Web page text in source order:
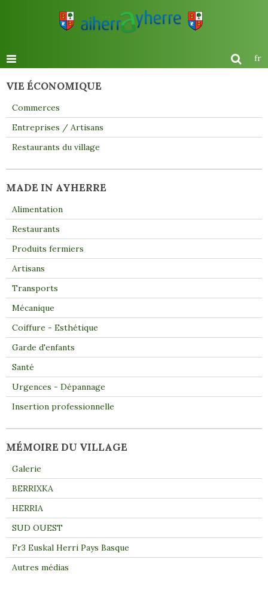
fr
VIE ÉCONOMIQUE
Commerces
Entreprises / Artisans
Restaurants du village
MADE IN AYHERRE
Alimentation
Restaurants
Produits fermiers
Artisans
Transports
Mécanique
Coiffure - Esthétique
Garde d'enfants
Santé
Urgences - Dépannage
Insertion professionnelle
MÉMOIRE DU VILLAGE
Galerie
BERRIXKA
HERRIA
SUD OUEST
Fr3 Euskal Herri Pays Basque
Autres médias